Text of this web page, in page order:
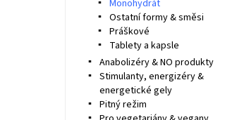
Monohydrát
Ostatní formy & směsi
Práškové
Tablety a kapsle
Anabolizéry & NO produkty
Stimulanty, energizéry &
energetické gely
Pitný režim